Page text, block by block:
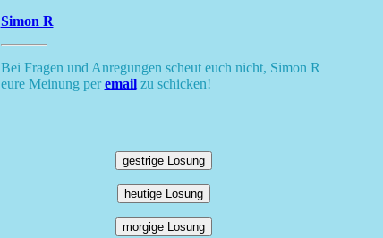
Simon R
Bei Fragen und Anregungen scheut euch nicht, Simon R
eure Meinung peremailzu schicken!
gestrige Losung
heutige Losung
morgige Losung